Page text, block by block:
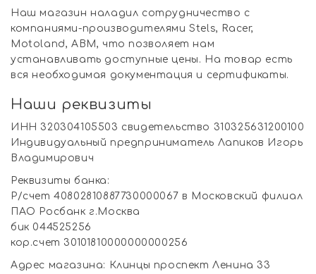
Наш магазин наладил сотрудничество с
компаниями-производителями Stels, Racer,
Motoland, ABM, что позволяет нам
устанавливать доступные цены. На товар есть
вся необходимая документация и сертификаты.
Наши реквизиты
ИНН 320304105503 свидетельство 310325631200100
Индивидуальный предприниматель Лапиков Игорь
Владимирович
Реквизиты банка:
Р/счет 40802810887730000067 в Московский филиал
ПАО Росбанк г.Москва
бик 044525256
кор.счет 30101810000000000256
Адрес магазина: Клинцы проспект Ленина 33